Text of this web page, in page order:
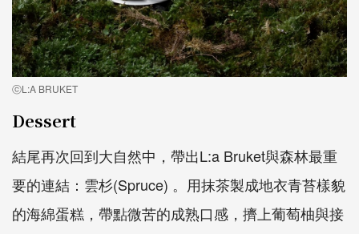
ⓒL:A BRUKET
Dessert
結尾再次回到大自然中，帶出L:a Bruket與森林最重
要的連結：雲杉(Spruce) 。用抹茶製成地衣青苔樣貌
的海綿蛋糕，帶點微苦的成熟口感，擠上葡萄柚與接